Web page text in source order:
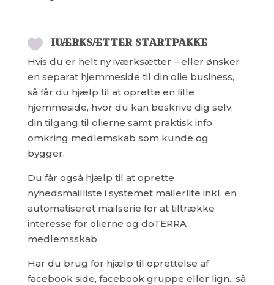
 IVÆRKSÆTTER STARTPAKKE
Hvis du er helt ny iværksætter – eller ønsker
en separat hjemmeside til din olie business,
så får du hjælp til at oprette en lille
hjemmeside, hvor du kan beskrive dig selv,
din tilgang til olierne samt praktisk info
omkring medlemskab som kunde og
bygger.
Du får også hjælp til at oprette
nyhedsmailliste i systemet mailerlite inkl. en
automatiseret mailserie for at tiltrække
interesse for olierne og doTERRA
medlemsskab.
Har du brug for hjælp til oprettelse af
facebook side, facebook gruppe eller lign., så